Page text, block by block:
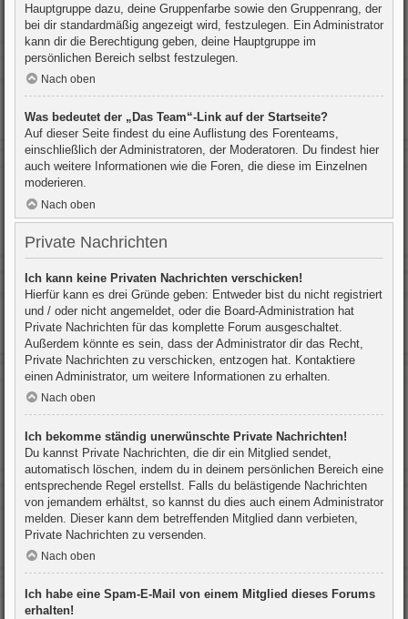
Hauptgruppe dazu, deine Gruppenfarbe sowie den Gruppenrang, der
bei dir standardmäßig angezeigt wird, festzulegen. Ein Administrator
kann dir die Berechtigung geben, deine Hauptgruppe im
persönlichen Bereich selbst festzulegen.
Nach oben
Was bedeutet der „Das Team“-Link auf der Startseite?
Auf dieser Seite findest du eine Auflistung des Forenteams,
einschließlich der Administratoren, der Moderatoren. Du findest hier
auch weitere Informationen wie die Foren, die diese im Einzelnen
moderieren.
Nach oben
Private Nachrichten
Ich kann keine Privaten Nachrichten verschicken!
Hierfür kann es drei Gründe geben: Entweder bist du nicht registriert
und / oder nicht angemeldet, oder die Board-Administration hat
Private Nachrichten für das komplette Forum ausgeschaltet.
Außerdem könnte es sein, dass der Administrator dir das Recht,
Private Nachrichten zu verschicken, entzogen hat. Kontaktiere
einen Administrator, um weitere Informationen zu erhalten.
Nach oben
Ich bekomme ständig unerwünschte Private Nachrichten!
Du kannst Private Nachrichten, die dir ein Mitglied sendet,
automatisch löschen, indem du in deinem persönlichen Bereich eine
entsprechende Regel erstellst. Falls du belästigende Nachrichten
von jemandem erhältst, so kannst du dies auch einem Administrator
melden. Dieser kann dem betreffenden Mitglied dann verbieten,
Private Nachrichten zu versenden.
Nach oben
Ich habe eine Spam-E-Mail von einem Mitglied dieses Forums
erhalten!